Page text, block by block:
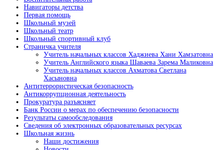
Навигаторы детства
Первая помощь
Школьный музей
Школьный театр
Школьный спортивный клуб
Страничка учителя
Учитель начальных классов Хаджиева Хани Хамзатовна
Учитель Английского языка Шаваева Зарема Маликовна
Учитель начальных классов Ахматова Светлана
Хасыновна
Антитеррористическая безопасность
Антикоррупционная деятельность
Прокуратура разъясняет
Банк России о мерах по обеспечению безопасности
Результаты самообследования
Сведения об электронных образовательных ресурсах
Школьная жизнь
Наши достижения